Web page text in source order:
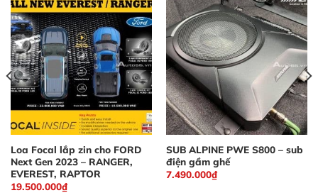
Loa Focal lắp zin cho FORD
Next Gen 2023 – RANGER,
EVEREST, RAPTOR
19.500.000₫
SUB ALPINE PWE S800 – sub
điện gầm ghế
7.490.000₫